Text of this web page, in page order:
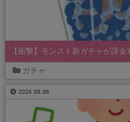
【衝撃】モンスト新ガチャが課金
ガチャ
2026.08.06